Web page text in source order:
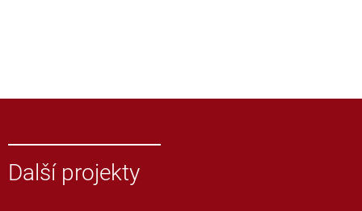
Další projekty